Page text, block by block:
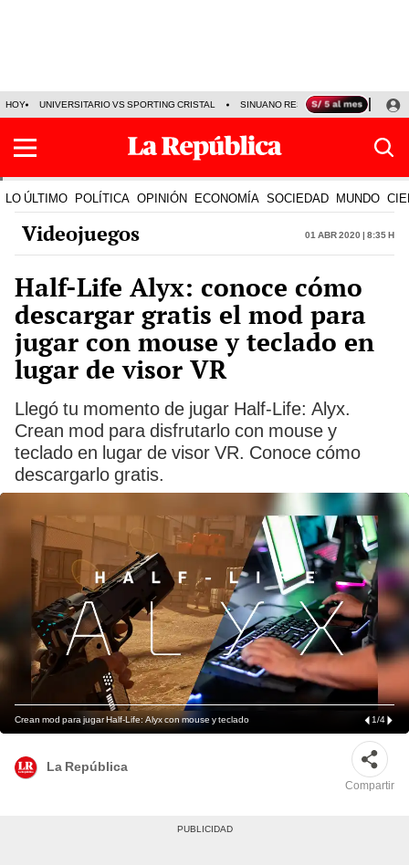
HOY UNIVERSITARIO VS SPORTING CRISTAL SINUANO RESULTADOS HOY
LO ÚLTIMO POLÍTICA OPINIÓN ECONOMÍA SOCIEDAD MUNDO
Videojuegos 01 Abr 2020 | 8:35 h
Half-Life Alyx: conoce cómo
descargar gratis el mod para
jugar con mouse y teclado en
lugar de visor VR
Llegó tu momento de jugar Half-Life: Alyx.
Crean mod para disfrutarlo con mouse y
teclado en lugar de visor VR. Conoce cómo
descargarlo gratis.
Crean mod para jugar Half-Life: Alyx con mouse y teclado 1/4
La República
Compartir